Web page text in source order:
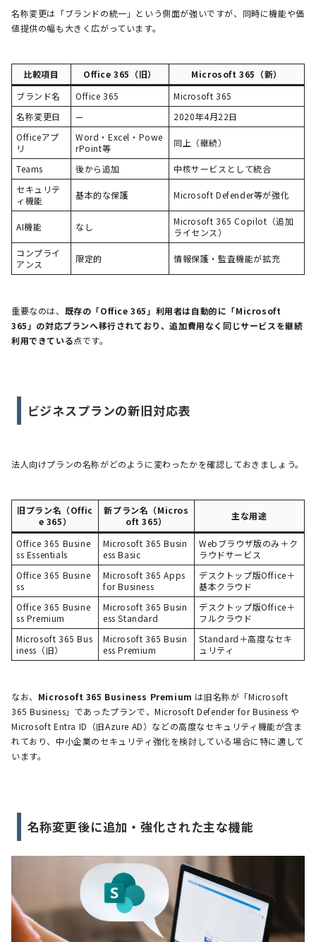
名称変更は「ブランドの統一」という側面が強いですが、同時に機能や価
値提供の幅も大きく広がっています。
比較項目 Office 365（旧）
Microsoft 365（新）
ブランド名
Office 365
Microsoft 365
名称変更日
—
2020年4月22日
Officeアプ
リ
Word・Excel・Powe
rPoint等
同上（継続）
Teams 後から追加
中核サービスとして統合
セキュリテ
ィ機能
基本的な保護 Microsoft Defender等が強化
AI機能 なし
Microsoft 365 Copilot（追加
ライセンス）
コンプライ
アンス
限定的 情報保護・監査機能が拡充
重要なのは、 既存の「Office 365」利用者は自動的に「Microsoft
365」の対応プランへ移行されており、追加費用なく同じサービスを継続
利用できている点です。
ビジネスプランの新旧対応表
法人向けプランの名称がどのように変わったかを確認しておきましょう。
旧プラン名（Offic
e 365）
新プラン名（Micros
oft 365）
主な用途
Office 365 Busine
ss Essentials
Microsoft 365 Busin
ess Basic
Webブラウザ版のみ＋ク
ラウドサービス
Office 365 Busine
ss
Microsoft 365 Apps
for Business
デスクトップ版Office＋
基本クラウド
Office 365 Busine
ss Premium
Microsoft 365 Busin
ess Standard
デスクトップ版Office＋
フルクラウド
Microsoft 365 Bus
iness（旧）
Microsoft 365 Busin
ess Premium
Standard＋高度なセキ
ュリティ
なお、 Microsoft 365 Business Premium は旧名称が「Microsoft
365 Business」であったプランで、Microsoft Defender for Business や
Microsoft Entra ID（旧Azure AD）などの高度なセキュリティ機能が含ま
れており、中小企業のセキュリティ強化を検討している場合に特に適して
います。
名称変更後に追加・強化された主な機能